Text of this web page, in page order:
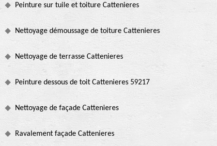
Peinture sur tuile et toiture Cattenieres
Nettoyage démoussage de toiture Cattenieres
Nettoyage de terrasse Cattenieres
Peinture dessous de toit Cattenieres 59217
Nettoyage de façade Cattenieres
Ravalement façade Cattenieres